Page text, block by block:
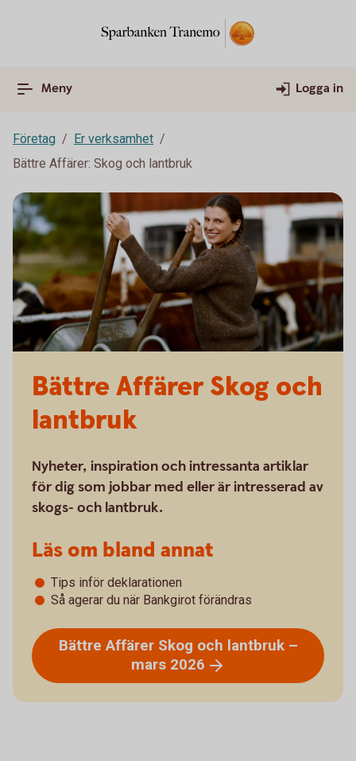
Meny Logga in
Företag
Er verksamhet
Bättre Affärer: Skog och lantbruk
Bättre Affärer Skog och
lantbruk
Nyheter, inspiration och intressanta artiklar
för dig som jobbar med eller är intresserad av
skogs- och lantbruk.
Läs om bland annat
Tips inför deklarationen
Så agerar du när Bankgirot förändras
Bättre Affärer Skog och lantbruk –
mars 2026